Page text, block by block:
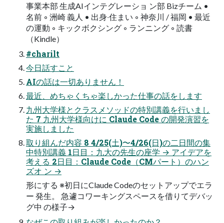
事業本部 ⽣成AIインテグレーショ ン部 Bizチーム •
名前 ◦ 洲崎 義⼈ • 出⾝‧住まい ◦ 神奈川 / 福岡 • 最近
の運動 ◦ キックボクシング ◦ ランニング ◦ 読書
（Kindle）
#charilt
今⽇話すこと
AIの話は⼀切ありません！
最近、めちゃくちゃ楽しかった仕事の話をします
九州⼤学様とクラスメソッドの特別講義を⾏いまし
た 7 九州大学様向けに Claude Code の開発演習を
実施しました
取り組んだ内容 8 4/25(⼟)〜4/26(⽇)の⼆⽇間の集
中特別講義 1⽇⽬：九⼤の先⽣の座学 → アイデアを
考える 2⽇⽬：Claude Code（CMパート）のハン
ズオ ン →
形にする ※初⽇にClaude Codeのセットアップでエラ
ー 発⽣。 急遽コワーキングスペースを借りてデバッ
グ中 の様⼦→